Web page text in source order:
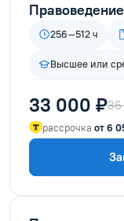
Правоведение
256–512 ч
Высшее или
33 000 ₽36
рассрочка от 6